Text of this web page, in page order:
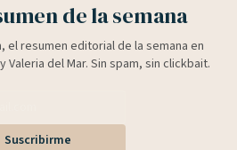
de la semana
el resumen editorial de la semana en
Valeria del Mar. Sin spam, sin clickbait.
Suscribirme